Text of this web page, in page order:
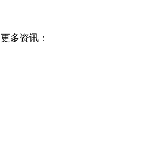
更多资讯：